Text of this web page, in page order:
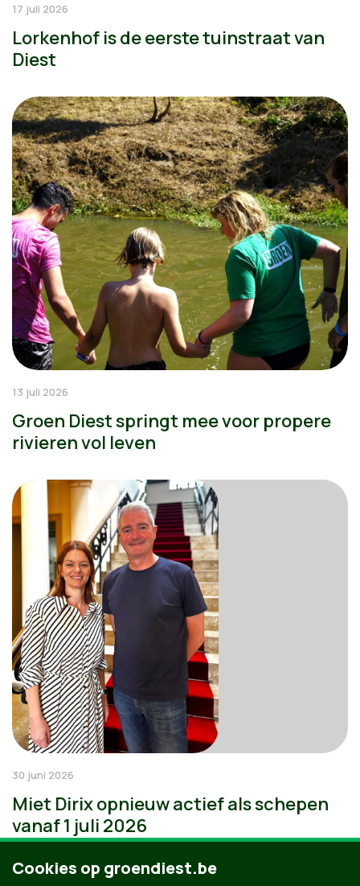
17 juli 2026
Lorkenhof is de eerste tuinstraat van
Diest
13 juli 2026
Groen Diest springt mee voor propere
rivieren vol leven
30 juni 2026
Miet Dirix opnieuw actief als schepen
vanaf 1 juli 2026
Cookies op groendiest.be